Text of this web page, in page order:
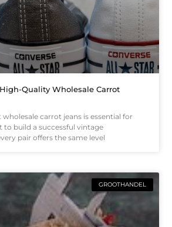
Quality Wholesale Carrot
carrot jeans is essential for
to build a successful vintage
pair offers the same level
GROOTHANDEL